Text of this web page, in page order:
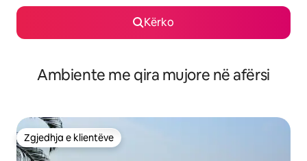
Kërko
Ambiente me qira mujore në afërsi
Zgjedhja e klientëve
Zgjedhja e klientëve